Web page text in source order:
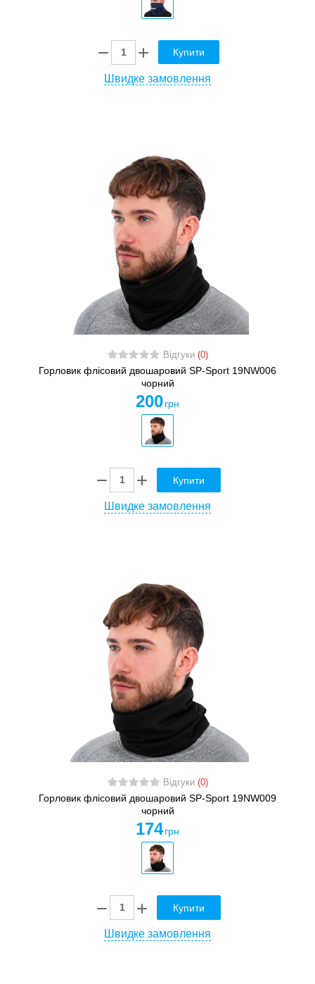
Купити
Швидке замовлення
Відгуки (0)
Горловик флісовий двошаровий SP-Sport 19NW006
чорний
200 грн
Купити
Швидке замовлення
Відгуки (0)
Горловик флісовий двошаровий SP-Sport 19NW009
чорний
174 грн
Купити
Швидке замовлення